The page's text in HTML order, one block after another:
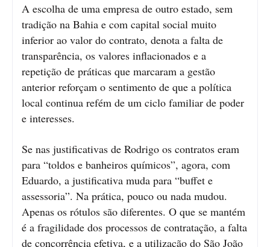
A escolha de uma empresa de outro estado, sem
tradição na Bahia e com capital social muito
inferior ao valor do contrato, denota a falta de
transparência, os valores inflacionados e a
repetição de práticas que marcaram a gestão
anterior reforçam o sentimento de que a política
local continua refém de um ciclo familiar de poder
e interesses.
Se nas justificativas de Rodrigo os contratos eram
para “toldos e banheiros químicos”, agora, com
Eduardo, a justificativa muda para “buffet e
assessoria”. Na prática, pouco ou nada mudou.
Apenas os rótulos são diferentes. O que se mantém
é a fragilidade dos processos de contratação, a falta
de concorrência efetiva, e a utilização do São João